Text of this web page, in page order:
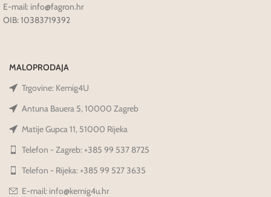
E-mail: info@fagron.hr
OIB: 10383719392
MALOPRODAJA
Trgovine: Kemig4U
Antuna Bauera 5, 10000 Zagreb
Matije Gupca 11, 51000 Rijeka
Telefon - Zagreb: +385 99 537 8725
Telefon - Rijeka: +385 99 527 3635
E-mail: info@kemig4u.hr